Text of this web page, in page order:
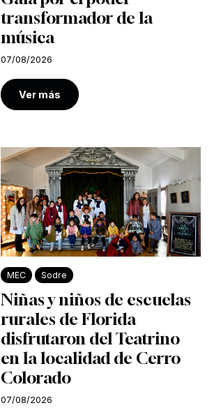
transformador de la
música
07/08/2026
Ver más
MEC Sodre
Niñas y niños de escuelas
rurales de Florida
disfrutaron del Teatrino
en la localidad de Cerro
Colorado
07/08/2026